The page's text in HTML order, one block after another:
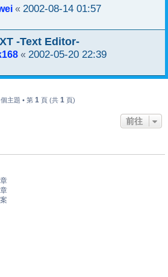
« 2002-08-14 01:57
-Text Editor-
« 2002-05-20 22:39
主題 • 第 1 頁 (共 1 頁)
前往